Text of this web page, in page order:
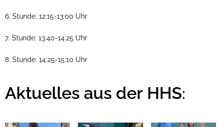
6. Stunde: 12:15-13:00 Uhr
7. Stunde: 13:40-14:25 Uhr
8. Stunde: 14:25-15:10 Uhr
Aktuelles aus der HHS: